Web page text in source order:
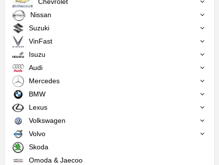
Nissan
Suzuki
VinFast
Isuzu
Audi
Mercedes
BMW
Lexus
Volkswagen
Volvo
Skoda
Omoda & Jaecoo